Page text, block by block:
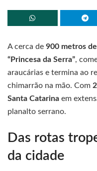
A cerca de 900 metros
“Princesa da Serra”,
araucárias e termina ao
chimarrão na mão. Com
Santa Catarina em
planalto serrano.
Das rotas
da cidade